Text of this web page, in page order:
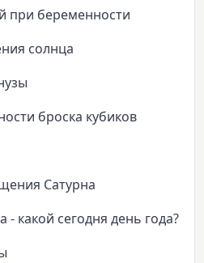
при беременности
солнца
броска кубиков
Сатурна
- какой сегодня день года?